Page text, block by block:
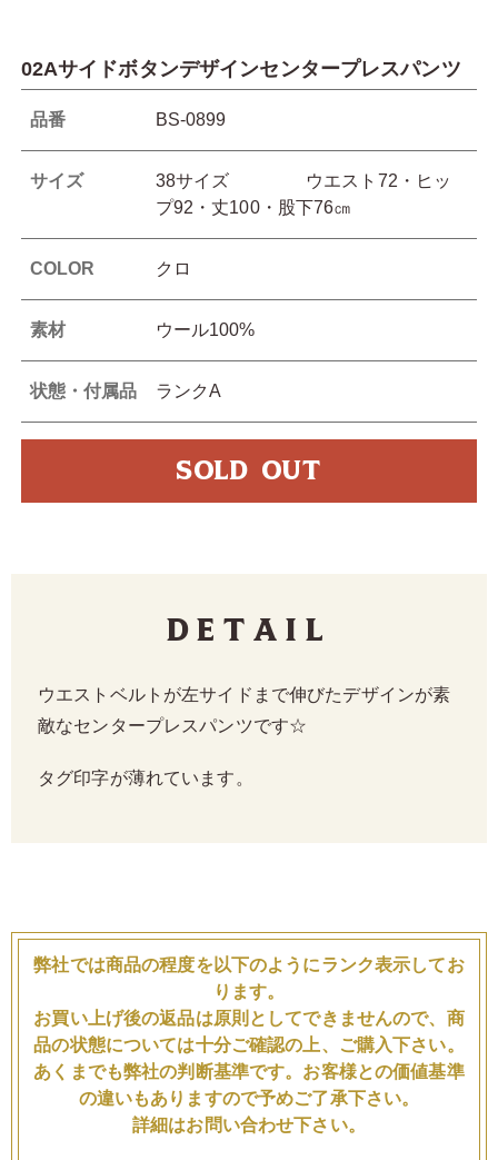
02Aサイドボタンデザインセンタープレスパンツ
品番 BS-0899
サイズ
38サイズ ウエスト72・ヒッ
プ92・丈100・股下76㎝
COLOR クロ
素材 ウール100%
状態・付属品 ランクA
SOLD OUT
Detail
ウエストベルトが左サイドまで伸びたデザインが素
敵なセンタープレスパンツです☆
タグ印字が薄れています。
弊社では商品の程度を以下のようにランク表示してお
ります。
お買い上げ後の返品は原則としてできませんので、商
品の状態については十分ご確認の上、ご購入下さい。
あくまでも弊社の判断基準です。お客様との価値基準
の違いもありますので予めご了承下さい。
詳細はお問い合わせ下さい。